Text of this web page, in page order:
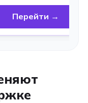
Перейти →